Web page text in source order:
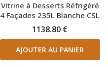
Vitrine à Desserts Réfrigéré
4 Façades 235L Blanche CSL
1138.80 €
AJOUTER AU PANIER